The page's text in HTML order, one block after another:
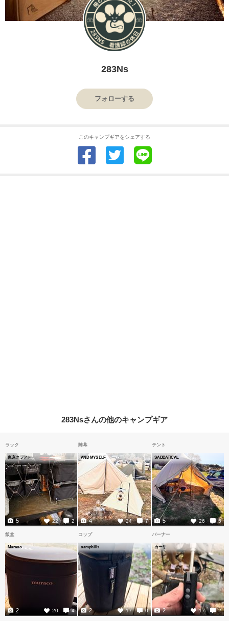
283Ns
フォローする
このキャンプギアをシェアする
283Nsさんの他のキャンプギア
ラック
東京クラフト
22 2
5
陣幕
AND MYSELF
24 7
4
テント
SABBATICAL
26 5
5
飯盒
Muraco
20 4
2
コップ
camphills
17 0
2
バーナー
カーリ
17 2
2